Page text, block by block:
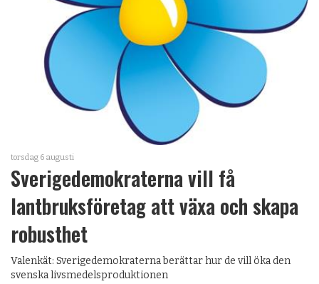
torsdag 6 augusti
Sverigedemokraterna vill få
lantbruksföretag att växa och skapa
robusthet
Valenkät: Sverigedemokraterna berättar hur de vill öka den
svenska livsmedelsproduktionen